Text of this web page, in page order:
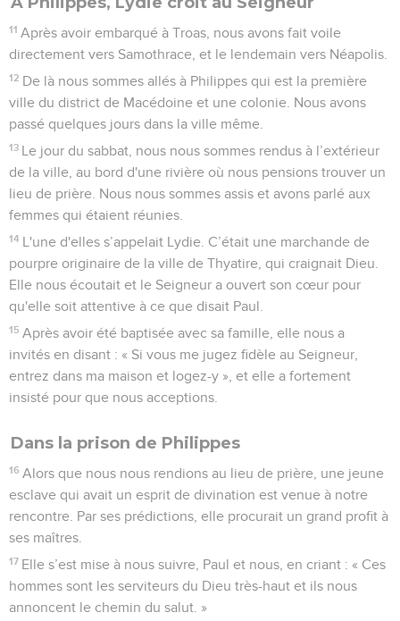
11 Après avoir embarqué à Troas, nous avons fait voile
directement vers Samothrace, et le lendemain vers Néapolis.
12 De là nous sommes allés à Philippes qui est la première
ville du district de Macédoine et une colonie. Nous avons
passé quelques jours dans la ville même.
13 Le jour du sabbat, nous nous sommes rendus à l’extérieur
de la ville, au bord d'une rivière où nous pensions trouver un
lieu de prière. Nous nous sommes assis et avons parlé aux
femmes qui étaient réunies.
14 L'une d'elles s’appelait Lydie. C’était une marchande de
pourpre originaire de la ville de Thyatire, qui craignait Dieu.
Elle nous écoutait et le Seigneur a ouvert son cœur pour
qu'elle soit attentive à ce que disait Paul.
15 Après avoir été baptisée avec sa famille, elle nous a
invités en disant : « Si vous me jugez fidèle au Seigneur,
entrez dans ma maison et logez-y », et elle a fortement
insisté pour que nous acceptions.
Dans la prison de Philippes
16 Alors que nous nous rendions au lieu de prière, une jeune
esclave qui avait un esprit de divination est venue à notre
rencontre. Par ses prédictions, elle procurait un grand profit à
ses maîtres.
17 Elle s’est mise à nous suivre, Paul et nous, en criant : « Ces
hommes sont les serviteurs du Dieu très-haut et ils nous
annoncent le chemin du salut. »